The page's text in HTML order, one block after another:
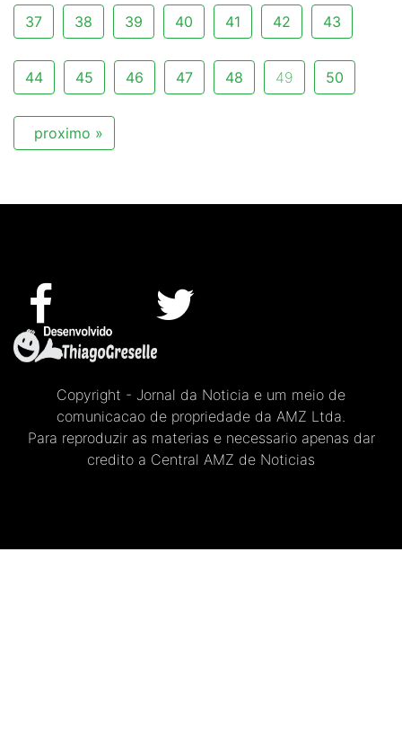
37 38 39 40 41 42 43
44 45 46 47 48 49 50
proximo »
Copyright - Jornal da Noticia e um meio de
comunicacao de propriedade da AMZ Ltda.
Para reproduzir as materias e necessario apenas dar
credito a Central AMZ de Noticias